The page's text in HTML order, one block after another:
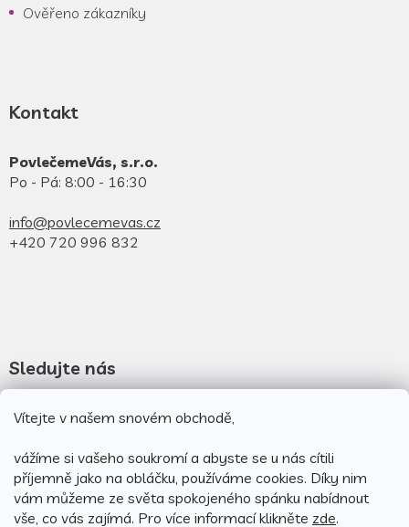
Vítejte v našem snovém obchodě,
vážíme si vašeho soukromí a abyste se u nás cítili
příjemně jako na obláčku, používáme cookies. Díky nim
vám můžeme ze světa spokojeného spánku nabídnout
vše, co vás zajímá. Pro více informací klikněte zde.
Ověřeno zákazníky
Kontakt
PovlečemeVás, s.r.o.
Po - Pá: 8:00 - 16:30
info@povlecemevas.cz
+420 720 996 832
Sledujte nás
Novinky na facebooku
Novinky na instagramu